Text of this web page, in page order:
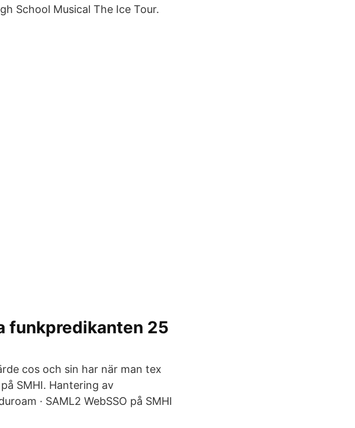
School Musical The Ice Tour.
funkpredikanten 25
cos och sin har när man tex
SMHI. Hantering av
· SAML2 WebSSO på SMHI